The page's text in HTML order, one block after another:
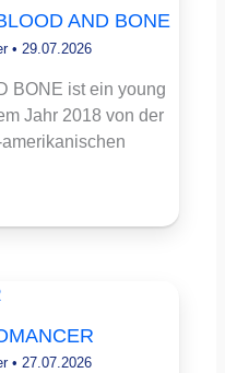
AND BONE
• 29.07.2026
BONE ist ein young
Jahr 2018 von der
• 27.07.2026